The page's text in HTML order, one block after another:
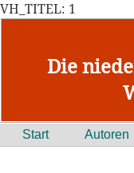
VH_TITEL: 1
Die
Start Autoren